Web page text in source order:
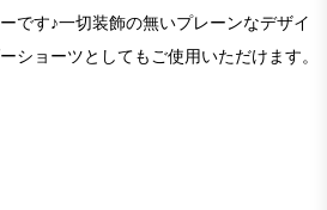
です♪一切装飾の無いプレーンなデザイ
ショーツとしてもご使用いただけます。